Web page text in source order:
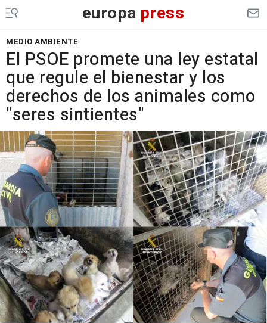
europa press
MEDIO AMBIENTE
El PSOE promete una ley estatal
que regule el bienestar y los
derechos de los animales como
"seres sintientes"